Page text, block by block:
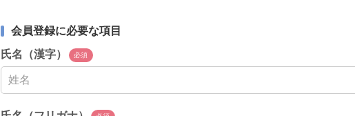
会員登録に必要な項目
氏名（漢字）
必須